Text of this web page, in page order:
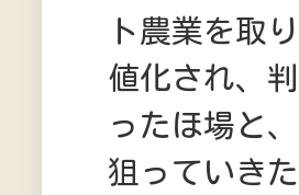
ト農業を取
値化され、
ったほ場と
狙っていき